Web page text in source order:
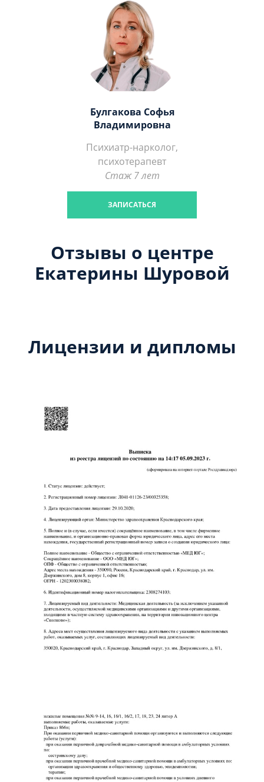
Булгакова Софья
Владимировна
Психиатр-нарколог,
психотерапевт
Стаж 7 лет
ЗАПИСАТЬСЯ
Отзывы о центре
Екатерины Шуровой
Лицензии и дипломы